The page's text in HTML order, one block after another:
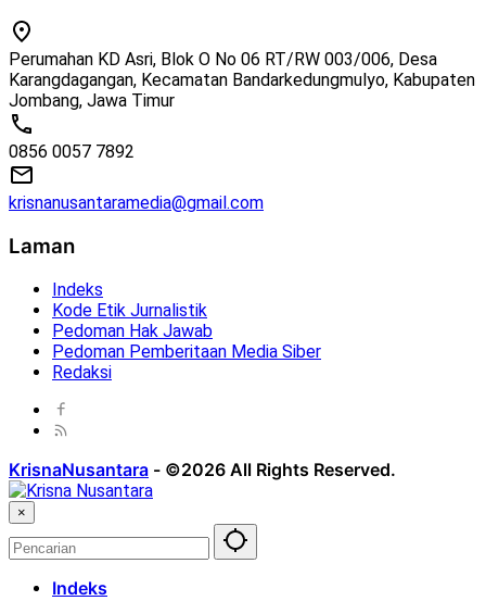
Perumahan KD Asri, Blok O No 06 RT/RW 003/006, Desa
Karangdagangan, Kecamatan Bandarkedungmulyo, Kabupaten
Jombang, Jawa Timur
0856 0057 7892
krisnanusantaramedia@gmail.com
Laman
Indeks
Kode Etik Jurnalistik
Pedoman Hak Jawab
Pedoman Pemberitaan Media Siber
Redaksi
KrisnaNusantara - ©2026 All Rights Reserved.
×
Indeks